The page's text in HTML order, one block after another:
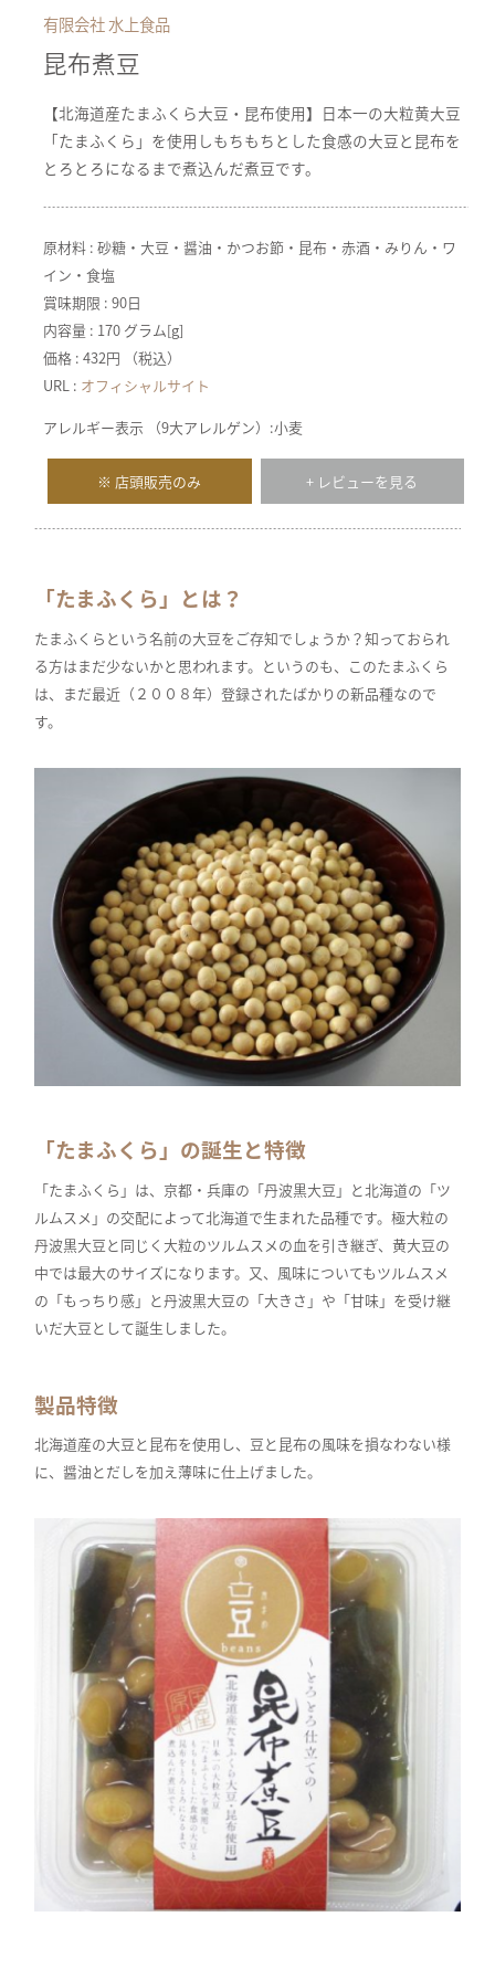
有限会社 水上食品
昆布煮豆
【北海道産たまふくら大豆・昆布使用】日本一の大粒黄大豆
「たまふくら」を使用しもちもちとした食感の大豆と昆布を
とろとろになるまで煮込んだ煮豆です。
原材料 : 砂糖・大豆・醤油・かつお節・昆布・赤酒・みりん・ワ
イン・食塩
賞味期限 : 90日
内容量 : 170 グラム[g]
価格 : 432円 （税込）
URL : オフィシャルサイト
アレルギー表示 （9大アレルゲン）:小麦
※ 店頭販売のみ + レビューを見る
「たまふくら」とは？
たまふくらという名前の大豆をご存知でしょうか？知っておられ
る方はまだ少ないかと思われます。というのも、このたまふくら
は、まだ最近（２００８年）登録されたばかりの新品種なので
す。
「たまふくら」の誕生と特徴
「たまふくら」は、京都・兵庫の「丹波黒大豆」と北海道の「ツ
ルムスメ」の交配によって北海道で生まれた品種です。極大粒の
丹波黒大豆と同じく大粒のツルムスメの血を引き継ぎ、黄大豆の
中では最大のサイズになります。又、風味についてもツルムスメ
の「もっちり感」と丹波黒大豆の「大きさ」や「甘味」を受け継
いだ大豆として誕生しました。
製品特徴
北海道産の大豆と昆布を使用し、豆と昆布の風味を損なわない様
に、醤油とだしを加え薄味に仕上げました。